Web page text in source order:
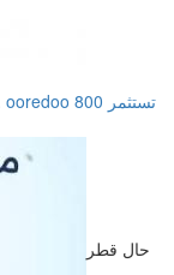
حال قطر